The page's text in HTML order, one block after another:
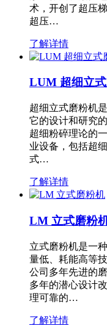
术，开创了超压
超压…
了解详情
LUM 超细立
超细立式磨粉机
它的设计和研究
超细粉碎理论的
业设备，包括超
式…
了解详情
LM 立式磨粉
立式磨粉机是一
量低、耗能高等
公司多年先进的
多年的潜心设计
理可靠的…
了解详情